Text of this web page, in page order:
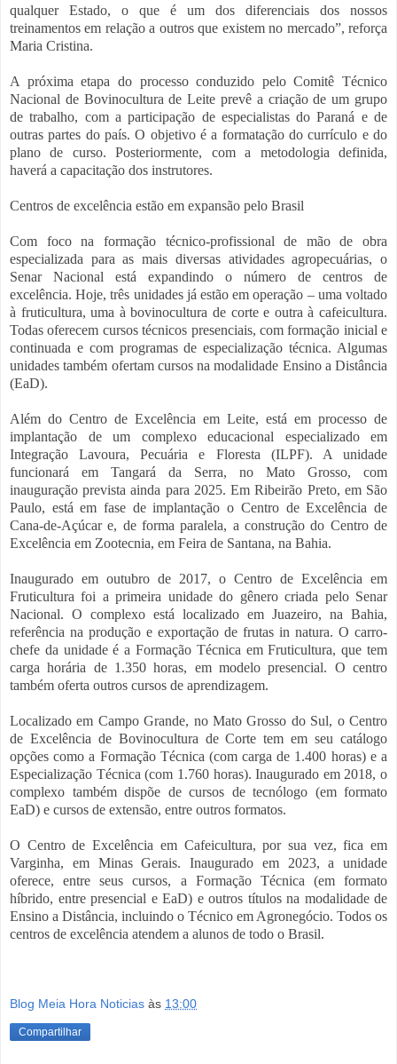
qualquer Estado, o que é um dos diferenciais dos nossos
treinamentos em relação a outros que existem no mercado”, reforça
Maria Cristina.
A próxima etapa do processo conduzido pelo Comitê Técnico
Nacional de Bovinocultura de Leite prevê a criação de um grupo
de trabalho, com a participação de especialistas do Paraná e de
outras partes do país. O objetivo é a formatação do currículo e do
plano de curso. Posteriormente, com a metodologia definida,
haverá a capacitação dos instrutores.
Centros de excelência estão em expansão pelo Brasil
Com foco na formação técnico-profissional de mão de obra
especializada para as mais diversas atividades agropecuárias, o
Senar Nacional está expandindo o número de centros de
excelência. Hoje, três unidades já estão em operação – uma voltado
à fruticultura, uma à bovinocultura de corte e outra à cafeicultura.
Todas oferecem cursos técnicos presenciais, com formação inicial e
continuada e com programas de especialização técnica. Algumas
unidades também ofertam cursos na modalidade Ensino a Distância
(EaD).
Além do Centro de Excelência em Leite, está em processo de
implantação de um complexo educacional especializado em
Integração Lavoura, Pecuária e Floresta (ILPF). A unidade
funcionará em Tangará da Serra, no Mato Grosso, com
inauguração prevista ainda para 2025. Em Ribeirão Preto, em São
Paulo, está em fase de implantação o Centro de Excelência de
Cana-de-Açúcar e, de forma paralela, a construção do Centro de
Excelência em Zootecnia, em Feira de Santana, na Bahia.
Inaugurado em outubro de 2017, o Centro de Excelência em
Fruticultura foi a primeira unidade do gênero criada pelo Senar
Nacional. O complexo está localizado em Juazeiro, na Bahia,
referência na produção e exportação de frutas in natura. O carro-
chefe da unidade é a Formação Técnica em Fruticultura, que tem
carga horária de 1.350 horas, em modelo presencial. O centro
também oferta outros cursos de aprendizagem.
Localizado em Campo Grande, no Mato Grosso do Sul, o Centro
de Excelência de Bovinocultura de Corte tem em seu catálogo
opções como a Formação Técnica (com carga de 1.400 horas) e a
Especialização Técnica (com 1.760 horas). Inaugurado em 2018, o
complexo também dispõe de cursos de tecnólogo (em formato
EaD) e cursos de extensão, entre outros formatos.
O Centro de Excelência em Cafeicultura, por sua vez, fica em
Varginha, em Minas Gerais. Inaugurado em 2023, a unidade
oferece, entre seus cursos, a Formação Técnica (em formato
híbrido, entre presencial e EaD) e outros títulos na modalidade de
Ensino a Distância, incluindo o Técnico em Agronegócio. Todos os
centros de excelência atendem a alunos de todo o Brasil.
Blog Meia Hora Noticias às 13:00
Compartilhar